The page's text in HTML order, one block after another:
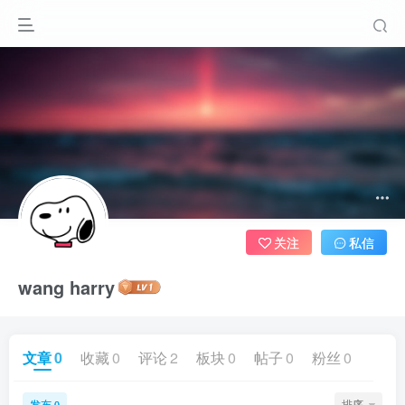
wang harry
关注 私信
文章0 收藏 0 评论 2 板块 0 帖子 0 粉丝 0